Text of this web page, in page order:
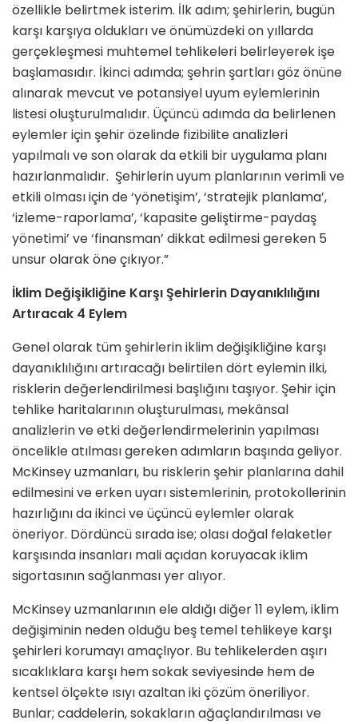
özellikle belirtmek isterim. İlk adım; şehirlerin, bugün
karşı karşıya oldukları ve önümüzdeki on yıllarda
gerçekleşmesi muhtemel tehlikeleri belirleyerek işe
başlamasıdır. İkinci adımda; şehrin şartları göz önüne
alınarak mevcut ve potansiyel uyum eylemlerinin
listesi oluşturulmalıdır. Üçüncü adımda da belirlenen
eylemler için şehir özelinde fizibilite analizleri
yapılmalı ve son olarak da etkili bir uygulama planı
hazırlanmalıdır. Şehirlerin uyum planlarının verimli ve
etkili olması için de ‘yönetişim’, ‘stratejik planlama’,
‘izleme-raporlama’, ‘kapasite geliştirme-paydaş
yönetimi’ ve ‘finansman’ dikkat edilmesi gereken 5
unsur olarak öne çıkıyor.”
İklim Değişikliğine Karşı Şehirlerin Dayanıklılığını
Artıracak 4 Eylem
Genel olarak tüm şehirlerin iklim değişikliğine karşı
dayanıklılığını artıracağı belirtilen dört eylemin ilki,
risklerin değerlendirilmesi başlığını taşıyor. Şehir için
tehlike haritalarının oluşturulması, mekânsal
analizlerin ve etki değerlendirmelerinin yapılması
öncelikle atılması gereken adımların başında geliyor.
McKinsey uzmanları, bu risklerin şehir planlarına dahil
edilmesini ve erken uyarı sistemlerinin, protokollerinin
hazırlığını da ikinci ve üçüncü eylemler olarak
öneriyor. Dördüncü sırada ise; olası doğal felaketler
karşısında insanları mali açıdan koruyacak iklim
sigortasının sağlanması yer alıyor.
McKinsey uzmanlarının ele aldığı diğer 11 eylem, iklim
değişiminin neden olduğu beş temel tehlikeye karşı
şehirleri korumayı amaçlıyor. Bu tehlikelerden aşırı
sıcaklıklara karşı hem sokak seviyesinde hem de
kentsel ölçekte ısıyı azaltan iki çözüm öneriliyor.
Bunlar; caddelerin, sokakların ağaçlandırılması ve